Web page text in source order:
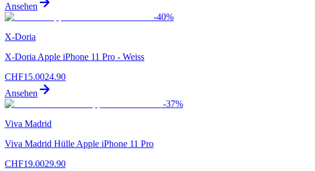
Ansehen
-40%
X-Doria
X-Doria Apple iPhone 11 Pro - Weiss
CHF15.0024.90
Ansehen
-37%
Viva Madrid
Viva Madrid Hülle Apple iPhone 11 Pro
CHF19.0029.90